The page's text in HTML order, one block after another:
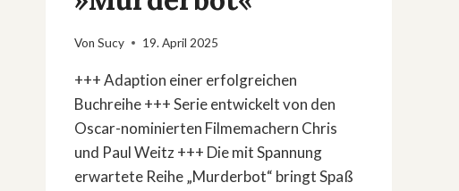
Von Sucy 19. April 2025
+++ Adaption einer erfolgreichen
Buchreihe +++ Serie entwickelt von den
Oscar-nominierten Filmemachern Chris
und Paul Weitz +++ Die mit Spannung
erwartete Reihe „Murderbot“ bringt Spaß